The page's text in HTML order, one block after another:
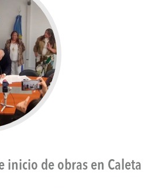
inicio de obras en Caleta